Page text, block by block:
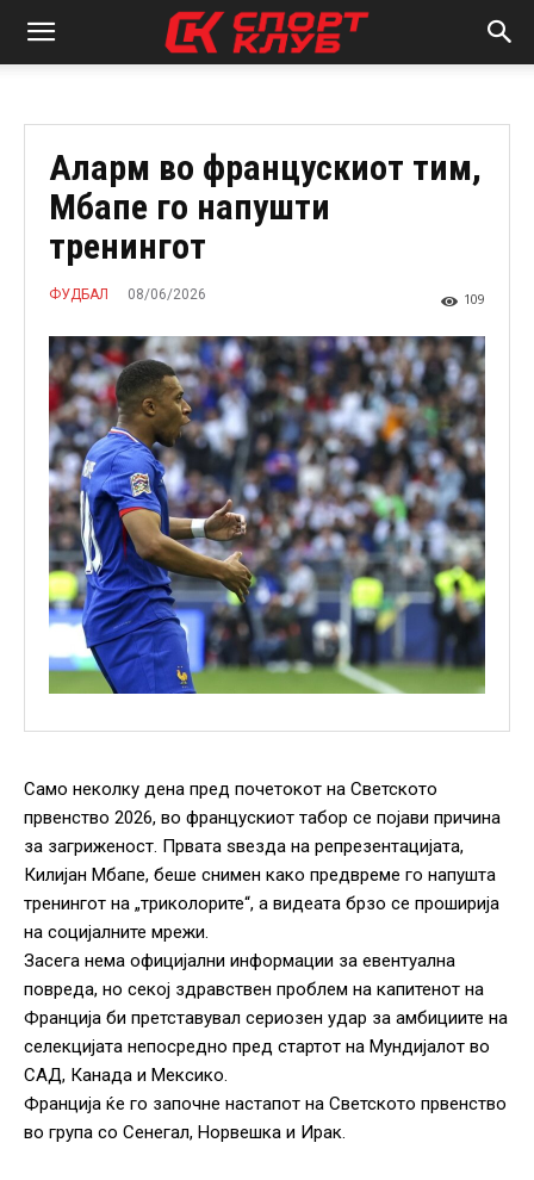
Аларм во францускиот тим,
Мбапе го напушти
тренингот
ФУДБАЛ 08/06/2026 109
Само неколку дена пред почетокот на Светското
првенство 2026, во францускиот табор се појави причина
за загриженост. Првата ѕвезда на репрезентацијата,
Килијан Мбапе, беше снимен како предвреме го напушта
тренингот на „триколорите“, а видеата брзо се проширија
на социјалните мрежи.
Засега нема официјални информации за евентуална
повреда, но секој здравствен проблем на капитенот на
Франција би претставувал сериозен удар за амбициите на
селекцијата непосредно пред стартот на Мундијалот во
САД, Канада и Мексико.
Франција ќе го започне настапот на Светското првенство
во група со Сенегал, Норвешка и Ирак.